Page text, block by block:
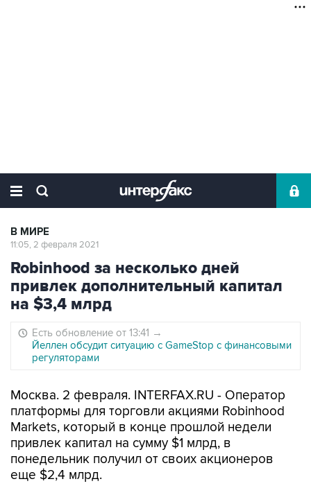
В МИРЕ
11:05, 2 февраля 2021
Robinhood за несколько дней
привлек дополнительный капитал
на $3,4 млрд
Есть обновление от 13:41 →
Йеллен обсудит ситуацию с GameStop с финансовыми
регуляторами
Москва. 2 февраля. INTERFAX.RU - Оператор
платформы для торговли акциями Robinhood
Markets, который в конце прошлой недели
привлек капитал на сумму $1 млрд, в
понедельник получил от своих акционеров
еще $2,4 млрд.